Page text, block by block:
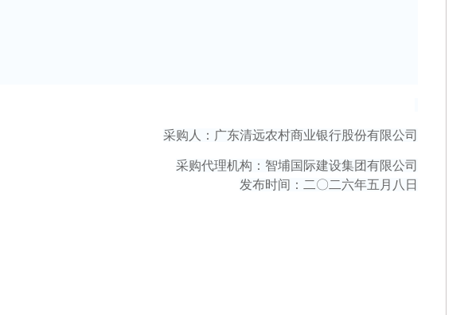
采购人： 广东清远农村商业银行股份有限公司
采购代理机构： 智埔国际建设集团有限公司
发布时间：二〇二六年五 月 八 日